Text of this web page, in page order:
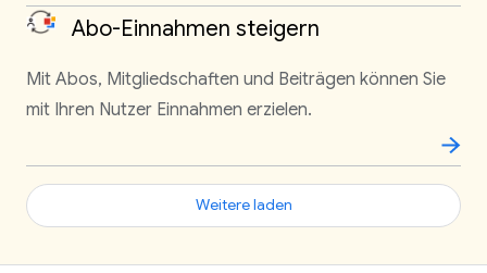
Abo-Einnahmen steigern
Mit Abos, Mitgliedschaften und Beiträgen können Sie
mit Ihren Nutzer Einnahmen erzielen.
Weitere laden